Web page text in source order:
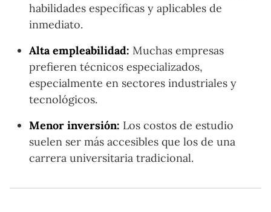
habilidades específicas y aplicables de
inmediato.
Alta empleabilidad: Muchas empresas
prefieren técnicos especializados,
especialmente en sectores industriales y
tecnológicos.
Menor inversión: Los costos de estudio
suelen ser más accesibles que los de una
carrera universitaria tradicional.